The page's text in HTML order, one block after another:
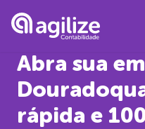
Abra sua
rápida e